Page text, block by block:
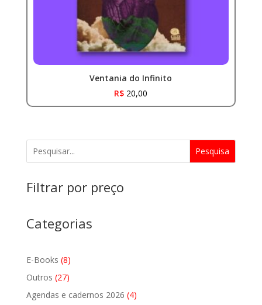
Ventania do Infinito
R$ 20,00
Pesquisa
Filtrar por preço
Categorias
E-Books 88
produtos
Outros 2727
produtos
Agendas e cadernos 2026 44